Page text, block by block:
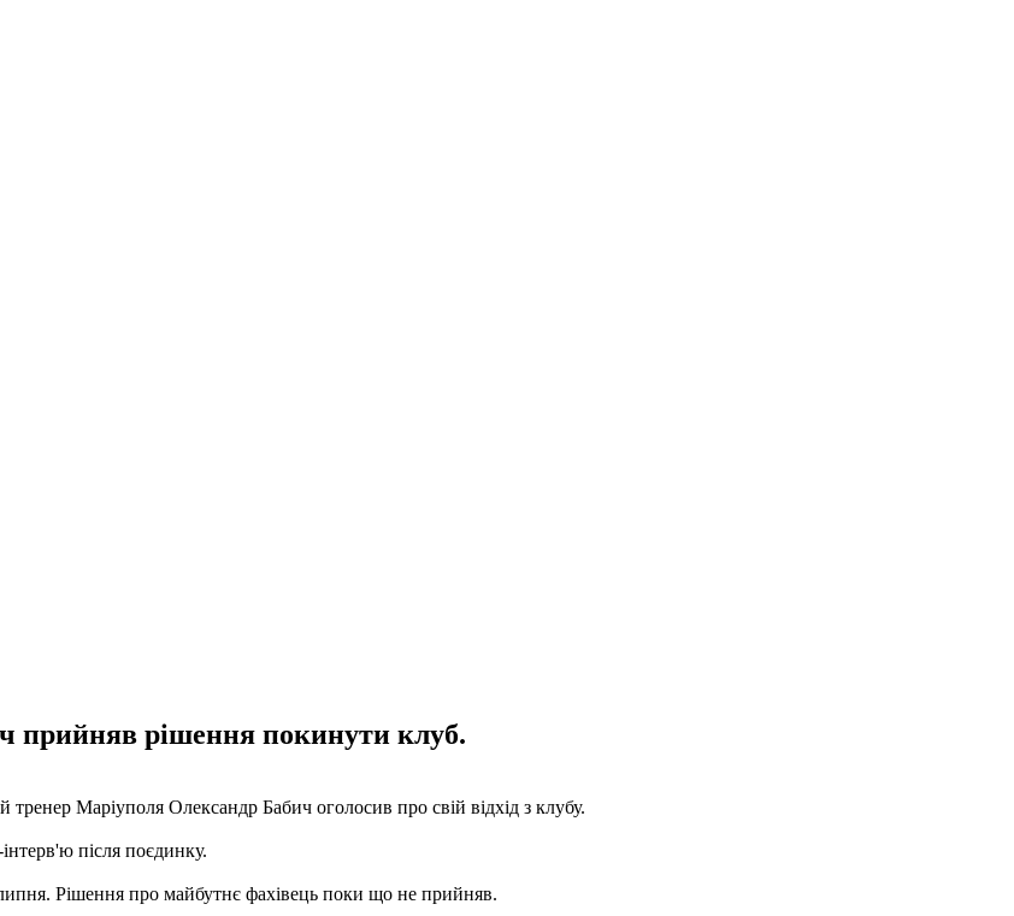
прийняв рішення покинути клуб.
Маріуполя Олександр Бабич оголосив про свій відхід з клубу.
після поєдинку.
Рішення про майбутнє фахівець поки що не прийняв.